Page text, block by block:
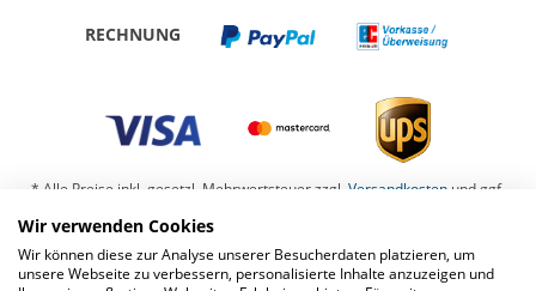
RECHNUNG
* Alle Preise inkl. gesetzl. Mehrwertsteuer zzgl. Versandkosten und ggf.
Nachnahmegebühren, wenn nicht anders beschrieben
Barrierefreiheit Kontaktformular Datenschutz
Wir verwenden Cookies
Wir können diese zur Analyse unserer Besucherdaten platzieren, um
unsere Webseite zu verbessern, personalisierte Inhalte anzuzeigen und